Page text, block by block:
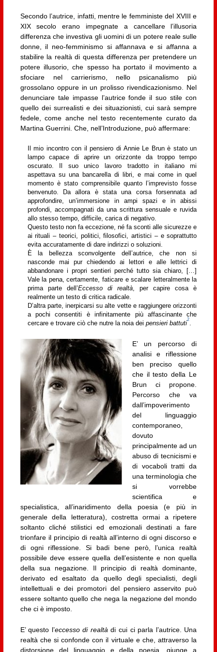
Secondo l’autrice, infatti, mentre le femministe del XVIII e
XIX secolo erano impegnate a cancellare l’illusoria
differenza che investiva gli uomini di un potere reale sulle
donne, il neo-femminismo si affannava e si affanna a
stabilire la realtà di questa differenza per pretendere un
potere illusorio, che spesso ha portato il movimento a
sfociare nel carrierismo, nello psicanalismo più
grossolano oppure in un prolisso rivendicazionismo. Nel
denunciare tale impasse l’autrice fonde il suo stile con
quello dei surrealisti e dei situazionisti, cui sarà sempre
fedele, come anche nel testo recentemente curato da
Martina Guerrini. Che, nell’Introduzione, può affermare:
Il mio incontro con il pensiero di Annie Le Brun è stato un
lampo capace di aprire un orizzonte da troppo tempo
oscurato. Il suo unico lavoro tradotto in italiano mi
aspettava su una bancarella di libri, e mai come in quel
momento è stato comprensibile quanto l’imprevisto fosse
benvenuto. Da allora è stata una corsa forsennata ad
approfondire, un’immersione in ampi spazi e in abissi
profondi, accompagnati da una scrittura sensuale e ruvida
allo stesso tempo, difficile, carica di negativo.
Questo testo non fa eccezione, né fa sconti alle sicurezze e
ai rituali – teorici, politici, filosofici, artistici – e soprattutto
evita accuratamente di dare indirizzi o soluzioni.
È la bellezza sconvolgente dell’autrice, che non si
nasconde mai pur chiedendo ai lettori e alle lettrici di
abbandonare i propri sentieri perché tutto sia chiaro, […]
Vale la pena, certamente, faticare e scalare letteralmente la
prima parte dell’Eccesso di realtà, per capire cosa è
realmente un testo di critica radicale.
D’altra parte, inerpicarsi su alte vette e raggiungere orizzonti
a pochi consentiti è infinitamente più affascinante che
cercare e trovare ciò che nutre la noia dei pensieri battuti
2
.
E’ un percorso di
analisi e riflessione
ben preciso quello
che il testo della Le
Brun ci propone.
Percorso che va
dall’impoverimento
del linguaggio
contemporaneo,
dovuto
principalmente ad un
abuso di tecnicismi e
di vocaboli tratti da
una terminologia che
si vorrebbe
scientifica e
specialistica, all’inaridimento della poesia (e più in
generale della letteratura), costretta ormai a ripetere
soltanto cliché stilistici ed emozionali destinati a fare
trionfare il principio di realtà all’interno di ogni discorso e
di ogni riflessione. Si badi bene però, l’unica realtà
possibile deve essere quella dell’esistente e non quella
della sua negazione. Il principio di realtà dominante,
derivato ed esaltato da quello degli specialisti, degli
intellettuali e dei promotori del pensiero asservito può
essere soltanto quello che nega la negazione del mondo
che ci è imposto.
E’ questo l’eccesso di realtà di cui ci parla l’autrice. Una
realtà che si confonde con il virtuale e che, attraverso la
distorsione del linguaggio e della poesia, giunge a